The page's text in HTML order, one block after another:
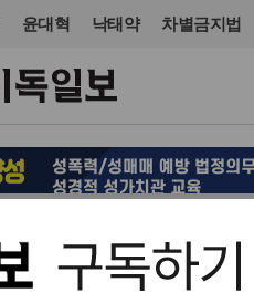
윤대혁 낙태약 차별금지법